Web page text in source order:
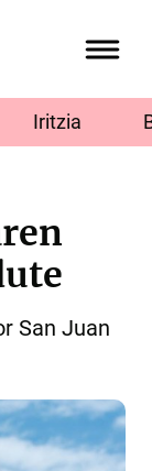
Iritzia
San Juan